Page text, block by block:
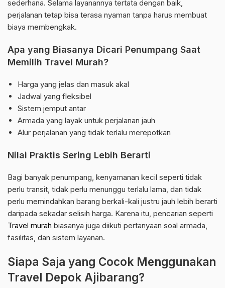
sederhana. Selama layanannya tertata dengan baik,
perjalanan tetap bisa terasa nyaman tanpa harus membuat
biaya membengkak.
Apa yang Biasanya Dicari Penumpang Saat
Memilih Travel Murah?
Harga yang jelas dan masuk akal
Jadwal yang fleksibel
Sistem jemput antar
Armada yang layak untuk perjalanan jauh
Alur perjalanan yang tidak terlalu merepotkan
Nilai Praktis Sering Lebih Berarti
Bagi banyak penumpang, kenyamanan kecil seperti tidak
perlu transit, tidak perlu menunggu terlalu lama, dan tidak
perlu memindahkan barang berkali-kali justru jauh lebih berarti
daripada sekadar selisih harga. Karena itu, pencarian seperti
Travel murah biasanya juga diikuti pertanyaan soal armada,
fasilitas, dan sistem layanan.
Siapa Saja yang Cocok Menggunakan
Travel Depok Ajibarang?